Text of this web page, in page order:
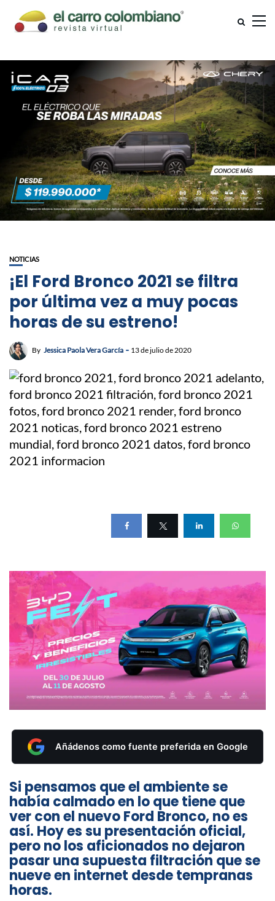
NOTICIAS
¡El Ford Bronco 2021 se filtra
por última vez a muy pocas
horas de su estreno!
By Jessica Paola Vera García 13 de julio de 2020
Añádenos como fuente preferida en Google
Si pensamos que el ambiente se
había calmado en lo que tiene que
ver con el nuevo Ford Bronco, no es
así. Hoy es su presentación oficial,
pero no los aficionados no dejaron
pasar una supuesta filtración que se
nueve en internet desde tempranas
horas.